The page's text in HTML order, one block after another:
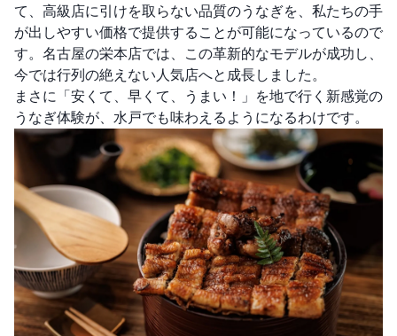
て、高級店に引けを取らない品質のうなぎを、私たちの手
が出しやすい価格で提供することが可能になっているので
す。名古屋の栄本店では、この革新的なモデルが成功し、
今では行列の絶えない人気店へと成長しました。
まさに「安くて、早くて、うまい！」を地で行く新感覚の
うなぎ体験が、水戸でも味わえるようになるわけです。